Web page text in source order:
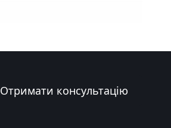
Отримати консультацію